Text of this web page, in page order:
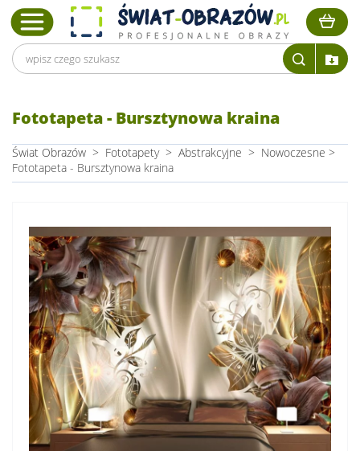
Fototapeta - Bursztynowa kraina
Świat Obrazów > Fototapety > Abstrakcyjne > Nowoczesne >
Fototapeta - Bursztynowa kraina